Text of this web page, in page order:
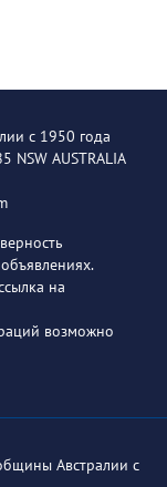
с 1950 года
NSW AUSTRALIA
на
возможно
Австралии с